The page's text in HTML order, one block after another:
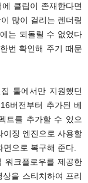
클립이 존재한다면
많이 걸리는 렌더링
는 되돌릴 수 없었다
번 확인해 주기 때문
툴에서만 지원했던
버전부터 추가된 베
트를 추가할 수 있으
이징 엔진으로 사용할
으로 복구해 준다.
워크플로우를 제공한
을 스티치하여 프리